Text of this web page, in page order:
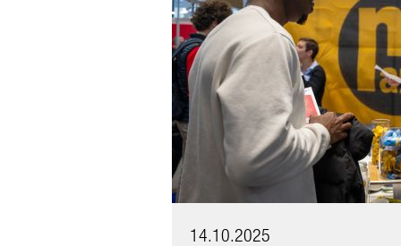
14.10.2025